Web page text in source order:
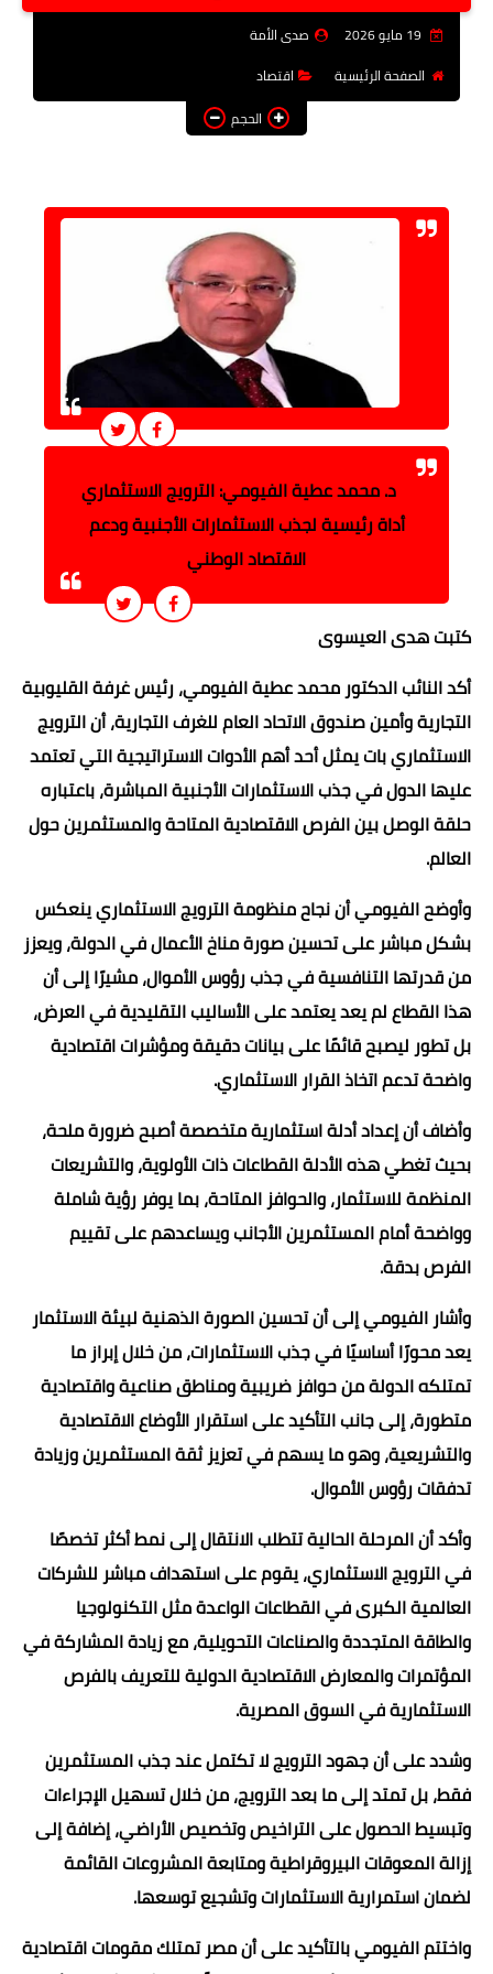
عربى ودولى
آراء وتحليلات
المزيد
صدى الأمة
الصفحة الرئيسية
اقتصاد
الحجم
د. محمد عطية الفيومي: الترويج الاستثماري
أداة رئيسية لجذب الاستثمارات الأجنبية ودعم
الاقتصاد الوطني
كتبت هدى العيسوى
أكد النائب الدكتور محمد عطية الفيومي، رئيس غرفة القليوبية
التجارية وأمين صندوق الاتحاد العام للغرف التجارية، أن الترويج
الاستثماري بات يمثل أحد أهم الأدوات الاستراتيجية التي تعتمد
عليها الدول في جذب الاستثمارات الأجنبية المباشرة، باعتباره
حلقة الوصل بين الفرص الاقتصادية المتاحة والمستثمرين حول
العالم.
وأوضح الفيومي أن نجاح منظومة الترويج الاستثماري ينعكس
بشكل مباشر على تحسين صورة مناخ الأعمال في الدولة، ويعزز
من قدرتها التنافسية في جذب رؤوس الأموال، مشيرًا إلى أن
هذا القطاع لم يعد يعتمد على الأساليب التقليدية في العرض،
بل تطور ليصبح قائمًا على بيانات دقيقة ومؤشرات اقتصادية
واضحة تدعم اتخاذ القرار الاستثماري.
وأضاف أن إعداد أدلة استثمارية متخصصة أصبح ضرورة ملحة،
بحيث تغطي هذه الأدلة القطاعات ذات الأولوية، والتشريعات
المنظمة للاستثمار، والحوافز المتاحة، بما يوفر رؤية شاملة
وواضحة أمام المستثمرين الأجانب ويساعدهم على تقييم
الفرص بدقة.
وأشار الفيومي إلى أن تحسين الصورة الذهنية لبيئة الاستثمار
يعد محورًا أساسيًا في جذب الاستثمارات، من خلال إبراز ما
تمتلكه الدولة من حوافز ضريبية ومناطق صناعية واقتصادية
متطورة، إلى جانب التأكيد على استقرار الأوضاع الاقتصادية
والتشريعية، وهو ما يسهم في تعزيز ثقة المستثمرين وزيادة
تدفقات رؤوس الأموال.
وأكد أن المرحلة الحالية تتطلب الانتقال إلى نمط أكثر تخصصًا
في الترويج الاستثماري، يقوم على استهداف مباشر للشركات
العالمية الكبرى في القطاعات الواعدة مثل التكنولوجيا
والطاقة المتجددة والصناعات التحويلية، مع زيادة المشاركة في
المؤتمرات والمعارض الاقتصادية الدولية للتعريف بالفرص
الاستثمارية في السوق المصرية.
وشدد على أن جهود الترويج لا تكتمل عند جذب المستثمرين
فقط، بل تمتد إلى ما بعد الترويج، من خلال تسهيل الإجراءات
وتبسيط الحصول على التراخيص وتخصيص الأراضي، إضافة إلى
إزالة المعوقات البيروقراطية ومتابعة المشروعات القائمة
لضمان استمرارية الاستثمارات وتشجيع توسعها.
واختتم الفيومي بالتأكيد على أن مصر تمتلك مقومات اقتصادية